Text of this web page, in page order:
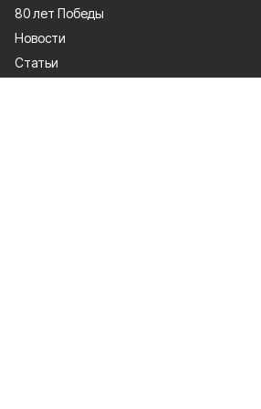
80 лет Победы
Новости
Статьи